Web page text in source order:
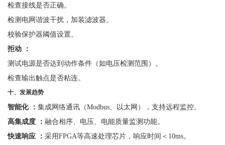
检查接线是否正确。
检测电网谐波干扰，加装滤波器。
校验保护器阈值设置。
拒动
：
测试电源是否达到动作条件（如电压检测范围）。
检查输出触点是否粘连。
十、发展趋势
智能化 ： 集成网络通讯（Modbus、以太网），支持远程监控。
高集成度
： 融合相序、电压、电能质量监测功能。
快速响应
： 采用FPGA等高速处理芯片，响应时间＜10ms。